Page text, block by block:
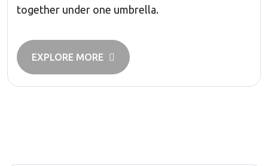
together under one umbrella.
EXPLORE MORE